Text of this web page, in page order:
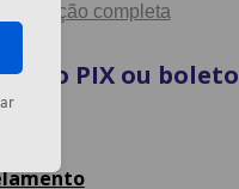
Descrição completa
no PIX ou boleto